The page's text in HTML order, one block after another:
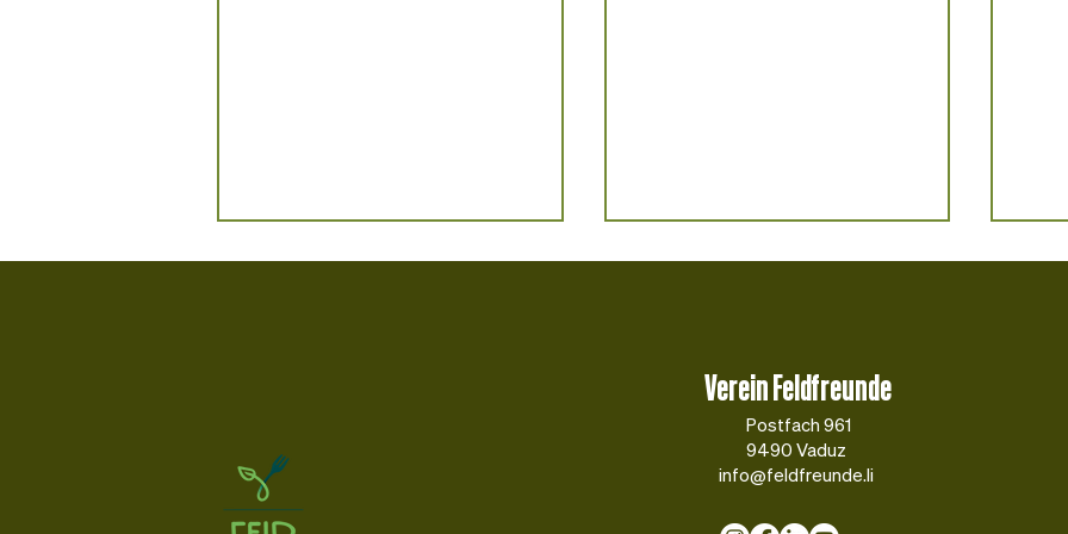
Frisch aus dem «Buura Lada»: Neues
Pilotprojekt bringt Liechtensteins
Verein Feldfreunde
Postfach 961
9490 Vaduz
info@feldfreunde.li